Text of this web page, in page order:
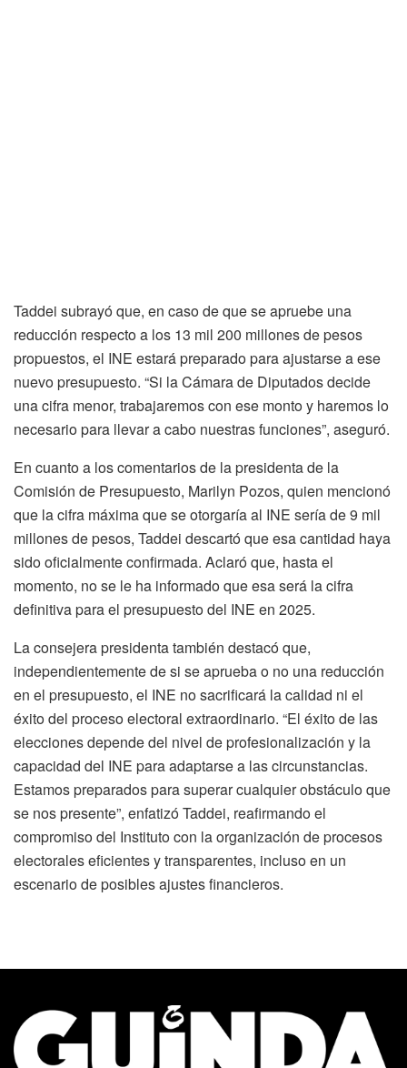
Taddei subrayó que, en caso de que se apruebe una
reducción respecto a los 13 mil 200 millones de pesos
propuestos, el INE estará preparado para ajustarse a ese
nuevo presupuesto. “Si la Cámara de Diputados decide
una cifra menor, trabajaremos con ese monto y haremos lo
necesario para llevar a cabo nuestras funciones”, aseguró.
En cuanto a los comentarios de la presidenta de la
Comisión de Presupuesto, Marilyn Pozos, quien mencionó
que la cifra máxima que se otorgaría al INE sería de 9 mil
millones de pesos, Taddei descartó que esa cantidad haya
sido oficialmente confirmada. Aclaró que, hasta el
momento, no se le ha informado que esa será la cifra
definitiva para el presupuesto del INE en 2025.
La consejera presidenta también destacó que,
independientemente de si se aprueba o no una reducción
en el presupuesto, el INE no sacrificará la calidad ni el
éxito del proceso electoral extraordinario. “El éxito de las
elecciones depende del nivel de profesionalización y la
capacidad del INE para adaptarse a las circunstancias.
Estamos preparados para superar cualquier obstáculo que
se nos presente”, enfatizó Taddei, reafirmando el
compromiso del Instituto con la organización de procesos
electorales eficientes y transparentes, incluso en un
escenario de posibles ajustes financieros.